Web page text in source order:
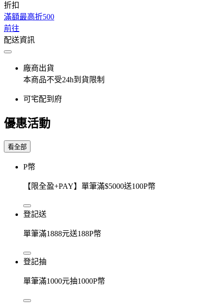
折扣
滿額最高折500
前往
配送資訊
廠商出貨
本商品不受24h到貨限制
可宅配到府
優惠活動
看全部
P幣
【限全盈+PAY】單筆滿$5000送100P幣
登記送
單筆滿1888元送188P幣
登記抽
單筆滿1000元抽1000P幣